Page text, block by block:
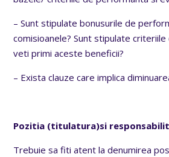
– Sunt stipulate bonusurile de
comisioanele? Sunt stipulate criteriile
veti primi aceste beneficii?
– Exista clauze care implica
Pozitia (titulatura)si
Trebuie sa fiti atent la denumirea